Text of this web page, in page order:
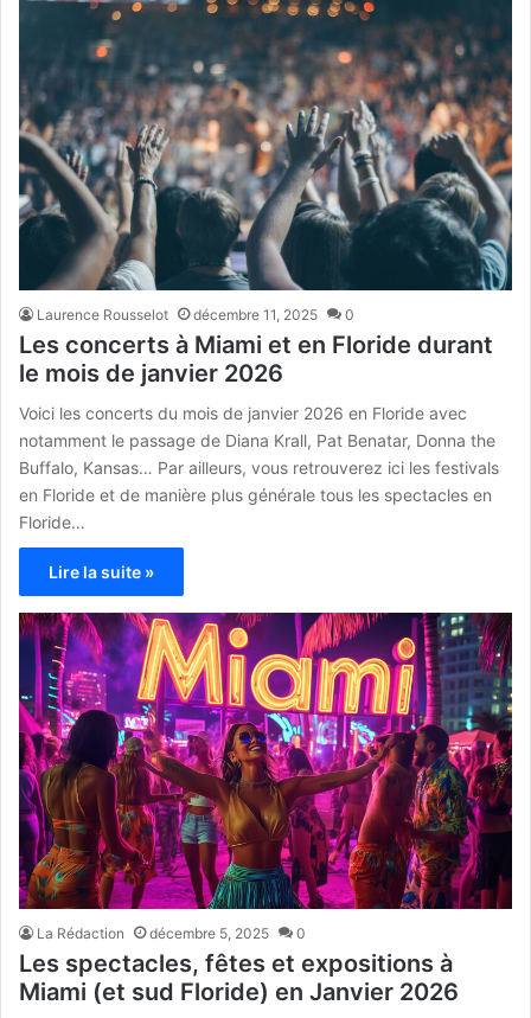
Laurence Rousselot décembre 11, 2025 0
Les concerts à Miami et en Floride durant
le mois de janvier 2026
Voici les concerts du mois de janvier 2026 en Floride avec
notamment le passage de Diana Krall, Pat Benatar, Donna the
Buffalo, Kansas… Par ailleurs, vous retrouverez ici les festivals
en Floride et de manière plus générale tous les spectacles en
Floride…
Lire la suite »
La Rédaction décembre 5, 2025 0
Les spectacles, fêtes et expositions à
Miami (et sud Floride) en Janvier 2026